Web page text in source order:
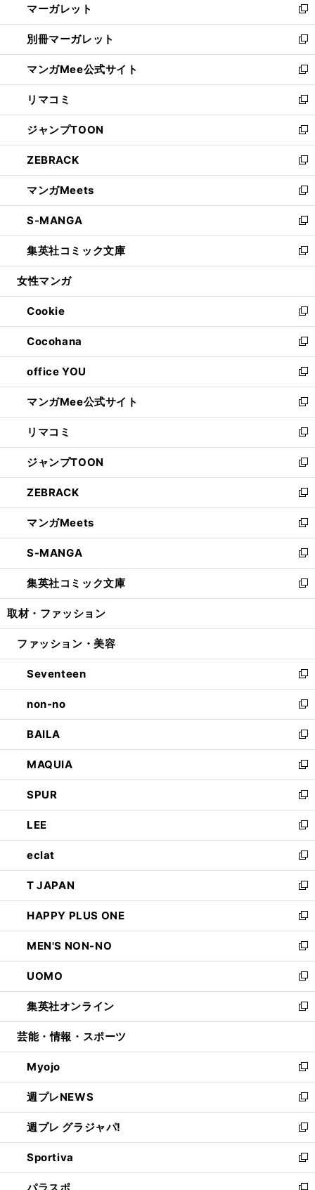
く
で
開
く
ド
ウ
で
開
く
い
ウ
ィ
ン
ド
ウ
で
開
く
マーガレット
新
し
い
ウ
ィ
ン
ド
ウ
で
開
く
別冊マーガレット
新
し
い
ウ
ィ
ン
ド
ウ
で
開
く
マンガMee公式サイト
新
し
い
ウ
ィ
ン
ド
ウ
で
開
く
リマコミ
新
し
い
ウ
ィ
ン
ド
ウ
で
開
く
ジャンプTOON
新
し
い
ウ
ィ
ン
ド
ウ
で
開
ZEBRACK
新
し
い
ウ
ィ
ン
ド
ウ
開
く
マンガMeets
新
し
い
ウ
ィ
ン
ウ
で
開
く
S-MANGA
新
し
い
ウ
ン
ド
ウ
で
開
く
集英社コミック文庫
新
し
ウ
ィ
ン
ド
ウ
で
開
く
女性マンガ
Cookie
新
し
い
ウ
ィ
ン
ド
ウ
で
開
く
Cocohana
新
し
い
ウ
ィ
ン
ド
ウ
で
開
く
office YOU
新
し
い
ウ
ィ
ン
ド
ウ
で
開
く
マンガMee公式サイト
新
し
い
ウ
ィ
ン
ド
ウ
で
開
く
リマコミ
新
し
い
ウ
ィ
ン
ド
ウ
で
開
く
ジャンプTOON
新
し
い
ウ
ィ
ン
ド
ウ
で
開
ZEBRACK
新
し
い
ウ
ィ
ン
ド
ウ
開
マンガMeets
新
し
い
ウ
ィ
ン
ウ
開
く
S-MANGA
新
し
い
ウ
ン
ウ
で
開
く
集英社コミック文庫
新
し
ウ
ン
ド
ウ
で
開
く
取材・ファッション
ファッション・美容
Seventeen
新
し
い
ウ
ィ
ン
ド
ウ
で
開
く
non-no
新
し
い
ウ
ィ
ン
ド
ウ
で
開
く
BAILA
新
し
い
ウ
ィ
ン
ド
ウ
で
開
く
MAQUIA
新
し
い
ウ
ィ
ン
ド
ウ
で
開
く
SPUR
新
し
い
ウ
ィ
ン
ド
ウ
で
開
く
LEE
新
し
い
ウ
ィ
ン
ド
ウ
で
開
く
eclat
新
し
い
ウ
ィ
ン
ド
ウ
で
開
く
T JAPAN
新
し
い
ウ
ィ
ン
ド
ウ
で
開
HAPPY PLUS ONE
新
し
い
ウ
ィ
ン
ド
ウ
開
く
MEN'S NON-NO
新
し
い
ウ
ィ
ン
ウ
で
開
く
UOMO
新
し
い
ウ
ン
ド
ウ
で
開
く
集英社オンライン
新
し
ウ
ィ
ン
ド
ウ
で
開
く
芸能・情報・スポーツ
Myojo
新
し
い
ウ
ィ
ン
ド
ウ
週プレNEWS
新
し
い
ウ
ィ
ン
週プレ グラジャパ!
新
し
い
ウ
Sportiva
新
し